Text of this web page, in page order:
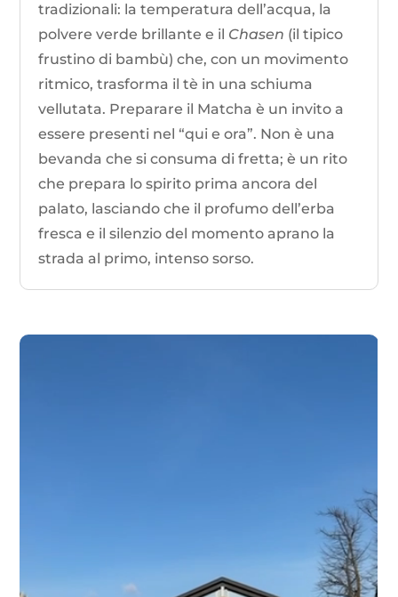
tradizionali: la temperatura dell’acqua, la
polvere verde brillante e il Chasen (il tipico
frustino di bambù) che, con un movimento
ritmico, trasforma il tè in una schiuma
vellutata. Preparare il Matcha è un invito a
essere presenti nel “qui e ora”. Non è una
bevanda che si consuma di fretta; è un rito
che prepara lo spirito prima ancora del
palato, lasciando che il profumo dell’erba
fresca e il silenzio del momento aprano la
strada al primo, intenso sorso.